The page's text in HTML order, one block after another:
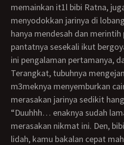
memainkan it1l bibi Ratna,
menyodokkan jarinya di
hanya mendesah dan merintih
pantatnya sesekali ikut
ini pengalaman pertamanya,
terangkat, tubuhnya mengejang kuat… tak lama
m3meknya menyemburkan
merasakan jarinya sedikit
“Duuhhh… enaknya sudah lama rasanya bibi nggak
merasakan nikmat ini. Den,
lidah, kamu bakalan cepat